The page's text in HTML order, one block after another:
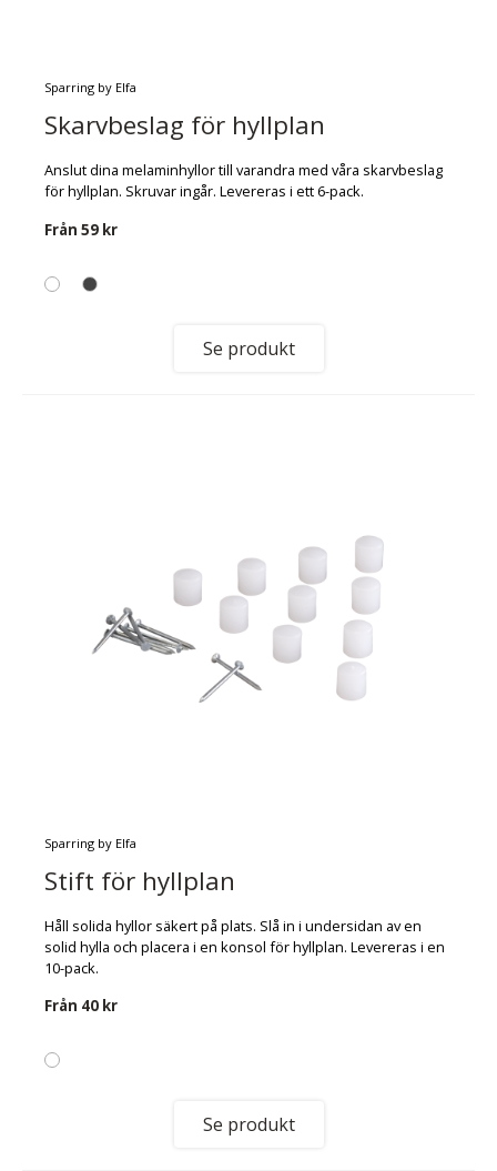
Sparring by Elfa
Skarvbeslag för hyllplan
Anslut dina melaminhyllor till varandra med våra skarvbeslag
för hyllplan. Skruvar ingår. Levereras i ett 6-pack.
Från 59 kr
Se produkt
Sparring by Elfa
Stift för hyllplan
Håll solida hyllor säkert på plats. Slå in i undersidan av en
solid hylla och placera i en konsol för hyllplan. Levereras i en
10-pack.
Från 40 kr
Se produkt